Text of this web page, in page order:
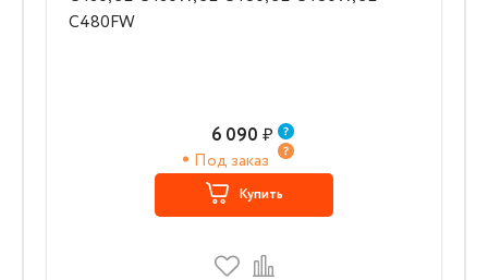
C480FW
6 090 ₽
Под заказ
Купить